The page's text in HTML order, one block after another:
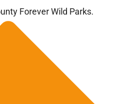
Forever Wild Parks.